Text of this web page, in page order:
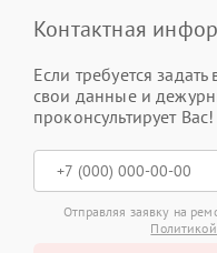
Контактная
Если требуется задать
свои данные и
проконсультирует Вас!
Отправляя заявку на